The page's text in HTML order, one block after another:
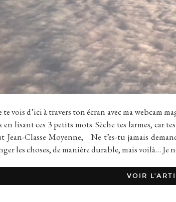
vois d’ici à travers ton écran avec ma webcam
en lisant ces 3 petits mots. Sèche tes larmes, car
Jean-Classe Moyenne, Ne t’es-tu jamais
les choses, de manière durable, mais voilà… Je
VOIR